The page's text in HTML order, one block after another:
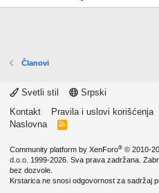
Članovi
Svetli stil
Srpski
Kontakt
Pravila i uslovi korišćenja
Naslovna
R
Community platform by XenForo® © 2010-
d.o.o. 1999-2026. Sva prava zadržana.
bez dozvole.
Krstarica ne snosi odgovornost za sadržaj